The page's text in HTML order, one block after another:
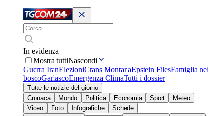
In evidenza
Mostra tuttiNascondi
Guerra IranElezioniCrans MontanaEpstein FilesFamiglia nel
boscoGarlascoEmergenza ClimaTutti i dossier
Tutte le notizie del giorno
Cronaca
Mondo Politica Economia Sport
Meteo
Video
Foto Infografiche
Schede